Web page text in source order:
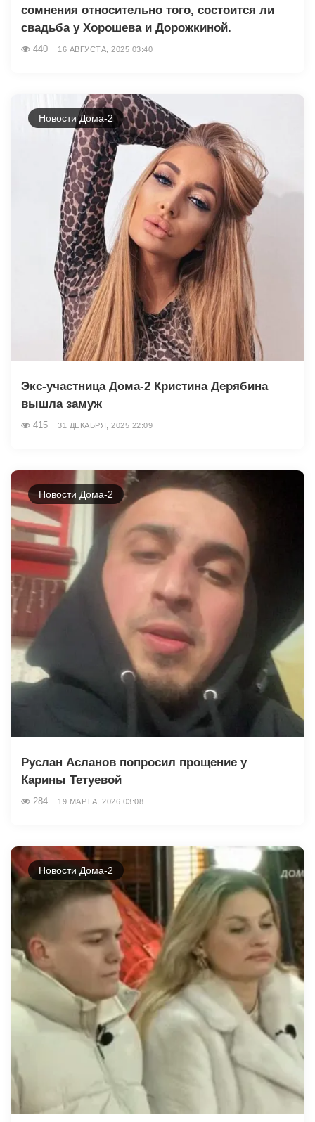
сомнения относительно того, состоится ли
свадьба у Хорошева и Дорожкиной.
440 16 АВГУСТА, 2025 03:40
Новости Дома-2
Экс-участница Дома-2 Кристина Дерябина
вышла замуж
415 31 ДЕКАБРЯ, 2025 22:09
Новости Дома-2
Руслан Асланов попросил прощение у
Карины Тетуевой
284 19 МАРТА, 2026 03:08
Новости Дома-2